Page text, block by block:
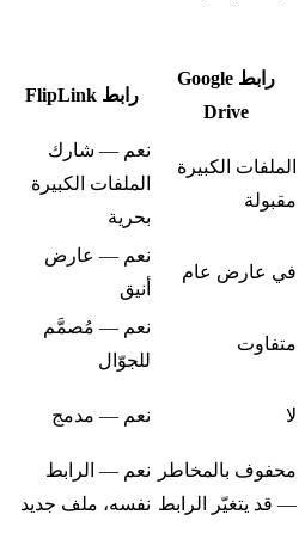
رابط Google
Drive
رابط FlipLink
الملفات الكبيرة
مقبولة
نعم — شارك
الملفات الكبيرة
بحرية
في عارض عام
نعم — عارض
أنيق
متفاوت
نعم — مُصمَّم
للجوّال
لا نعم — مدمج
محفوف بالمخاطر
— قد يتغيّر الرابط
نعم — الرابط
نفسه، ملف جديد